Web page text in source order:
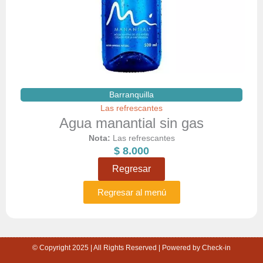
Barranquilla
Las refrescantes
Agua manantial sin gas
Nota: Las refrescantes
$ 8.000
Regresar
Regresar al menú
© Copyright 2025 | All Rights Reserved | Powered by Check-in